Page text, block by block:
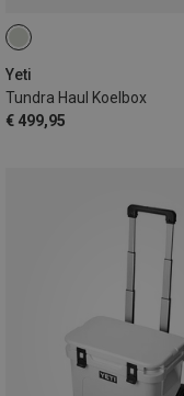
Yeti
Tundra Haul Koelbox
€ 499,95
50L